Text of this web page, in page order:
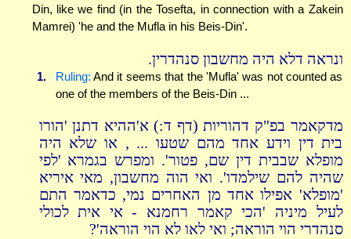
Din, like we find (in the Tosefta, in connection with a Zakein
Mamrei) 'he and the Mufla in his Beis-Din'.
ונראה דלא היה מחשבון סנהדרין.
1. Ruling: And it seems that the 'Mufla' was not counted as
one of the members of the Beis-Din ...
מדקאמר בפ"ק דהוריות (דף ד:) א'ההיא דתנן 'הורו
בית דין וידע אחד מהם שטעו ... , או שלא היה
מופלא שבבית דין שם, פטור'. ומפרש בגמרא 'לפי
שהיה להם שילמדו'. ואי הוה מחשבון, מאי איריא
'מופלא' אפילו אחד מן האחרים נמי, כדאמר התם
לעיל מיניה 'הכי קאמר רחמנא - אי אית לכולי
סנהדרי הוי הוראה; ואי לאו לא הוי הוראה'?